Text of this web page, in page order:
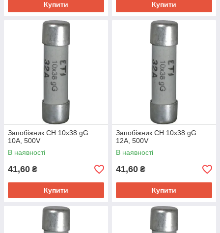
Купити Купити
Запобіжник CH 10x38 gG
10A, 500V
В наявності
41,60 ₴
Купити
Запобіжник CH 10x38 gG
12A, 500V
В наявності
41,60 ₴
Купити